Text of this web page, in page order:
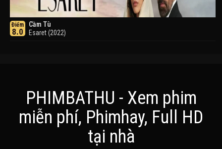
Điểm
8.0
Cầm Tù
Esaret (2022)
Khuyển Dạ Xoa
PHIMBATHU - Xem phim
miễn phí, Phimhay, Full HD
tại nhà